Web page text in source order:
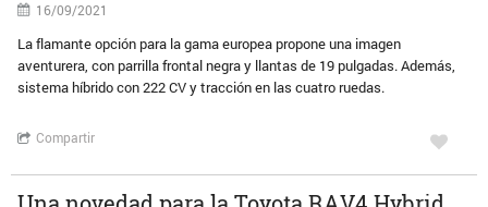
16/09/2021
La flamante opción para la gama europea propone una imagen
aventurera, con parrilla frontal negra y llantas de 19 pulgadas. Además,
sistema híbrido con 222 CV y tracción en las cuatro ruedas.
Compartir